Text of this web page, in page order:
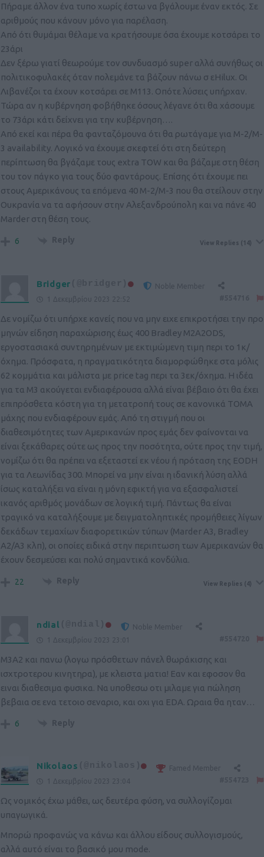
Πήραμε άλλον ένα τυπο χωρίς έστω να βγάλουμε έναν εκτός. Σε
αριθμούς που κάνουν μόνο για παρέλαση.
Από ότι θυμάμαι θέλαμε να κρατήσουμε όσα έχουμε κοτσάρει το
23άρι
Δεν ξέρω γιατί θεωρούμε τον συνδυασμό super αλλά συνήθως οι
πολιτικοφυλακές όταν πολεμάνε τα βάζουν πάνω σ εΗilux. Οι
Λιβανέζοι τα έχουν κοτσάρει σε M113. Οπότε λύσεις υπήρχαν.
Τώρα αν η κυβέρνηση φοβήθηκε όσους λέγανε ότι θα χάσουμε
το 73άρι κάτι δείχνει για την κυβέρνηση….
Από εκεί και πέρα θα φανταζόμουνα ότι θα ρωτάγαμε για M-2/M-
3 availability. Λογικό να έχουμε σκεφτεί ότι στη δεύτερη
περίπτωση θα βγάζαμε τους extra TOW και θα βάζαμε στη θέση
του τον πάγκο για τους δύο φαντάρους. Επίσης ότι έχουμε πει
στους Αμερικάνους τα επόμενα 40 M-2/M-3 που θα στείλουν στην
Ουκρανία να τα αφήσουν στην Αλεξανδρούπολη και να πάνε 40
Marder στη θέση τους.
6 Reply View Replies (14)
Bridger
Noble Member
1 Δεκεμβρίου 2023 22:52
Δε νομίζω ότι υπήρχε κανείς που να μην ειχε επικροτήσει την προ
μηνών είδηση παραχώρισης έως 400 Bradley M2A2ODS,
εργοστασιακά συντηρημένων με εκτιμώμενη τιμη περι το 1κ/
όχημα. Πρόσφατα, η πραγματικότητα διαμορφώθηκε στα μόλις
62 κομμάτια και μάλιστα με price tag περι τα 3εκ/όχημα. Η ιδέα
για τα M3 ακούγεται ενδιαφέρουσα αλλά είναι βέβαιο ότι θα έχει
επιπρόσθετα κόστη για τη μετατροπή τους σε κανονικά ΤΟΜΑ
μάχης που ενδιαφέρουν εμάς. Από τη στιγμή που οι
διαθεσιμότητες των Αμερικανών προς εμάς δεν φαίνονται να
είναι ξεκάθαρες ούτε ως προς την ποσότητα, ούτε προς την τιμή,
νομίζω ότι θα πρέπει να εξεταστεί εκ νέου ή πρόταση της EODH
για τα Λεωνίδας 300. Μπορεί να μην είναι η ιδανική λύση αλλά
ίσως καταλήξει να είναι η μόνη εφικτή για να εξασφαλιστεί
ικανός αριθμός μονάδων σε λογική τιμή. Πάντως θα είναι
τραγικό να καταλήξουμε με δειγματοληπτικές προμήθειες λίγων
δεκάδων τεμαχίων διαφορετικών τύπων (Marder A3, Bradley
A2/A3 κλπ), οι οποίες ειδικά στην περιπτωση των Αμερικανών θα
έχουν δεσμεύσει και πολύ σημαντικά κονδύλια.
22 Reply View Replies (4)
ndial (@ndial)
Noble Member
1 Δεκεμβρίου 2023 23:01
M3A2 και πανω (λογω πρόσθετων πάνελ θωράκισης και
ισχτροτερου κινητηρα), με κλειστα ματια! Εαν και εφοσον θα
ειναι διαθεσιμα φυσικα. Να υποθεσω οτι μιλαμε για πώληση
βεβαια σε ενα τετοιο σεναριο, και οχι για EDA. Ωραια θα ηταν…
6 Reply
Nikolaos (@nikolaos)
Famed Member
1 Δεκεμβρίου 2023 23:04
Ως νομικός έχω μάθει, ως δευτέρα φύση, να συλλογίζομαι
υπαγωγικά.
Μπορώ προφανώς να κάνω και άλλου είδους συλλογισμούς,
αλλά αυτό είναι το βασικό μου mode.